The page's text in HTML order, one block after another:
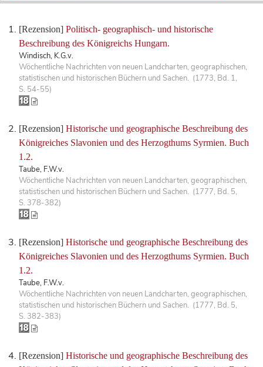
[Rezension] Politisch- geographisch- und historische
Beschreibung des Königreichs Hungarn.
Windisch, K.G.v.
Wöchentliche Nachrichten von neuen Landcharten, geographischen,
statistischen und historischen Büchern und Sachen. (1773, Bd. 1,
S. 54-55)
[Rezension] Historische und geographische Beschreibung des
Königreiches Slavonien und des Herzogthums Syrmien. Buch
1.2.
Taube, F.W.v.
Wöchentliche Nachrichten von neuen Landcharten, geographischen,
statistischen und historischen Büchern und Sachen. (1777, Bd. 5,
S. 378-382)
[Rezension] Historische und geographische Beschreibung des
Königreiches Slavonien und des Herzogthums Syrmien. Buch
1.2.
Taube, F.W.v.
Wöchentliche Nachrichten von neuen Landcharten, geographischen,
statistischen und historischen Büchern und Sachen. (1777, Bd. 5,
S. 382-383)
[Rezension] Historische und geographische Beschreibung des